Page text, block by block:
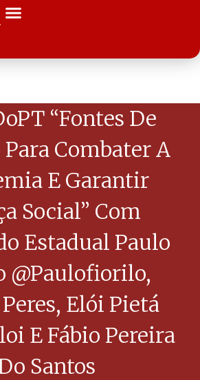
“Fontes De
Para Combater A
E Garantir
Social” Com
Estadual Paulo
@paulofiorilo,
Elói Pietá
E Fábio Pereira
Santos